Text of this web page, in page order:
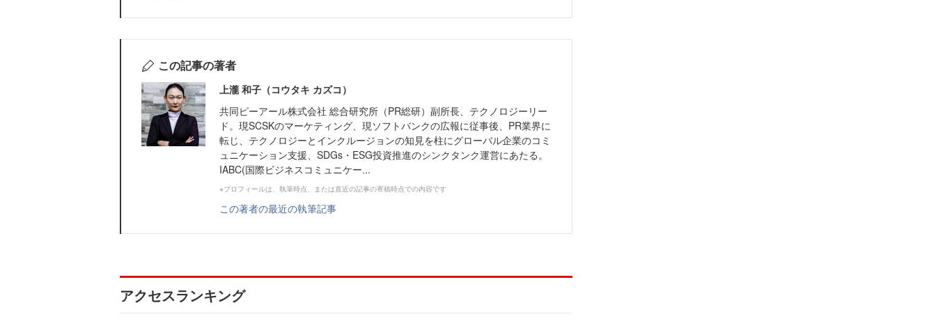
この記事の著者
上瀧 和子（コウタキ カズコ）
共同ピーアール株式会社 総合研究所（PR総研）副所長、テクノロジーリー
ド。現SCSKのマーケティング、現ソフトバンクの広報に従事後、PR業界に
転じ、テクノロジーとインクルージョンの知見を柱にグローバル企業のコミ
ュニケーション支援、SDGs・ESG投資推進のシンクタンク運営にあたる。
IABC(国際ビジネスコミュニケー...
※プロフィールは、執筆時点、または直近の記事の寄稿時点での内容です
この著者の最近の執筆記事
アクセスランキング